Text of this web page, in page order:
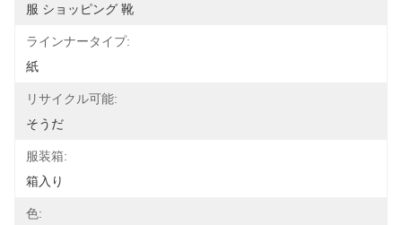
服 ショッピング 靴
ラインナータイプ:
紙
リサイクル可能:
そうだ
服装箱:
箱入り
色: